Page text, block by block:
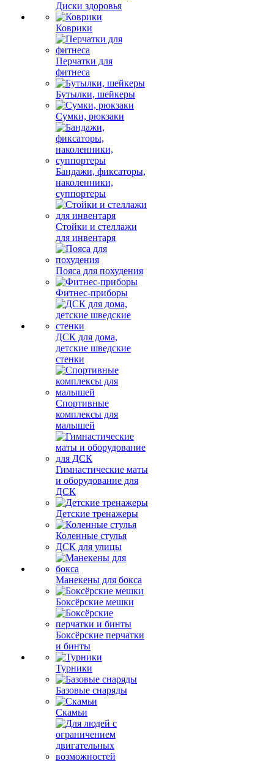
Диски здоровья
Коврики
Перчатки для
фитнеса
Бутылки, шейкеры
Сумки, рюкзаки
Бандажи, фиксаторы,
наколенники,
суппортеры
Стойки и стеллажи
для инвентаря
Пояса для похудения
Фитнес-приборы
ДСК для дома,
детские шведские
стенки
Спортивные
комплексы для
малышей
Гимнастические маты
и оборудование для
ДСК
Детские тренажеры
Коленные стулья
ДСК для улицы
Манекены для бокса
Боксёрские мешки
Боксёрские перчатки
и бинты
Турники
Базовые снаряды
Скамьи